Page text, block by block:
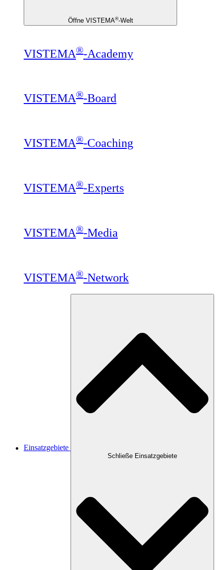
Öffne VISTEMA®-Welt
VISTEMA®-Academy
VISTEMA®-Board
VISTEMA®-Coaching
VISTEMA®-Experts
VISTEMA®-Media
VISTEMA®-Network
Einsatzgebiete
Schließe Einsatzgebiete